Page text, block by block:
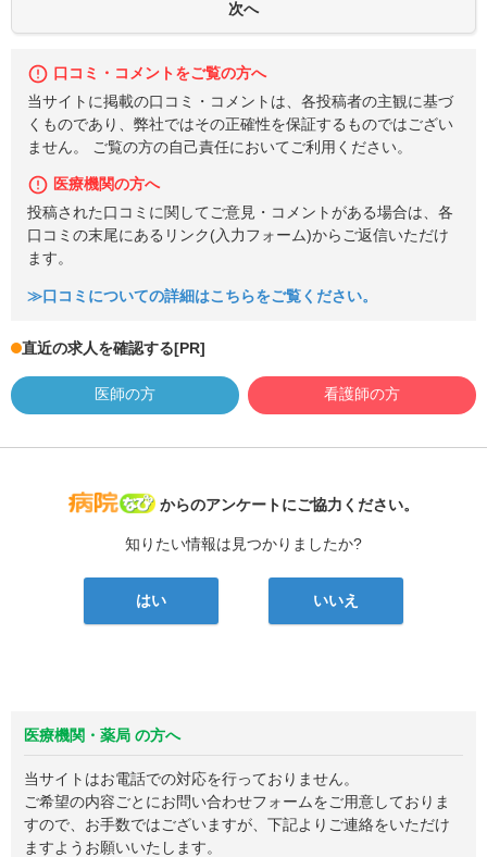
口コミ・コメントをご覧の方へ
当サイトに掲載の口コミ・コメントは、各投稿者の主観に基づ
くものであり、弊社ではその正確性を保証するものではござい
ません。 ご覧の方の自己責任においてご利用ください。
医療機関の方へ
投稿された口コミに関してご意見・コメントがある場合は、各
口コミの末尾にあるリンク(入力フォーム)からご返信いただけ
ます。
≫口コミについての詳細はこちらをご覧ください。
直近の求人を確認する[PR]
医師の方 看護師の方
病院なび
からのアンケートにご協力ください。
知りたい情報は見つかりましたか?
はい いいえ
医療機関・薬局 の方へ
当サイトはお電話での対応を行っておりません。
ご希望の内容ごとにお問い合わせフォームをご用意しておりま
すので、お手数ではございますが、下記よりご連絡をいただけ
ますようお願いいたします。